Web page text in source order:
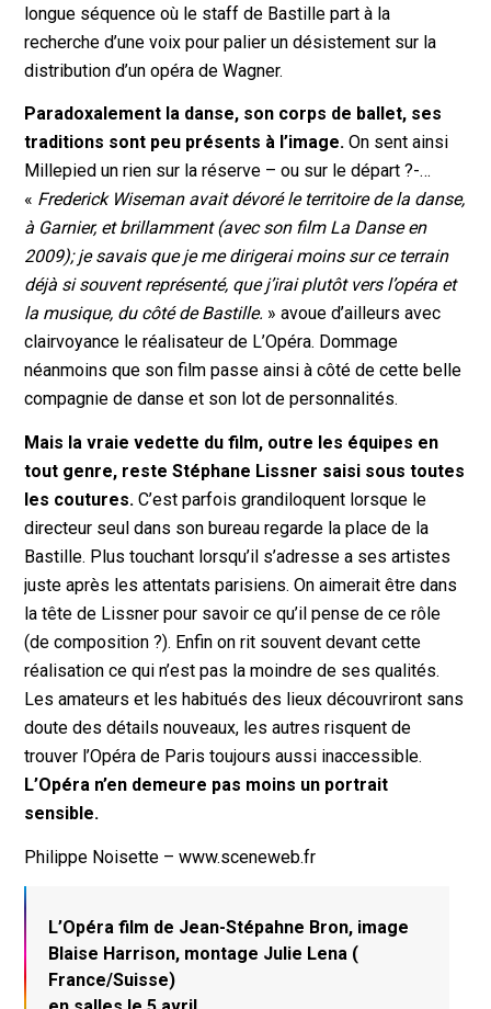
longue séquence où le staff de Bastille part à la
recherche d’une voix pour palier un désistement sur la
distribution d’un opéra de Wagner.
Paradoxalement la danse, son corps de ballet, ses
traditions sont peu présents à l’image. On sent ainsi
Millepied un rien sur la réserve – ou sur le départ ?-…
« Frederick Wiseman avait dévoré le territoire de la danse,
à Garnier, et brillamment (avec son film La Danse en
2009); je savais que je me dirigerai moins sur ce terrain
déjà si souvent représenté, que j’irai plutôt vers l’opéra et
la musique, du côté de Bastille. » avoue d’ailleurs avec
clairvoyance le réalisateur de L’Opéra. Dommage
néanmoins que son film passe ainsi à côté de cette belle
compagnie de danse et son lot de personnalités.
Mais la vraie vedette du film, outre les équipes en
tout genre, reste Stéphane Lissner saisi sous toutes
les coutures. C’est parfois grandiloquent lorsque le
directeur seul dans son bureau regarde la place de la
Bastille. Plus touchant lorsqu’il s’adresse a ses artistes
juste après les attentats parisiens. On aimerait être dans
la tête de Lissner pour savoir ce qu’il pense de ce rôle
(de composition ?). Enfin on rit souvent devant cette
réalisation ce qui n’est pas la moindre de ses qualités.
Les amateurs et les habitués des lieux découvriront sans
doute des détails nouveaux, les autres risquent de
trouver l’Opéra de Paris toujours aussi inaccessible.
L’Opéra n’en demeure pas moins un portrait
sensible.
Philippe Noisette – www.sceneweb.fr
L’Opéra film de Jean-Stépahne Bron, image
Blaise Harrison, montage Julie Lena (
France/Suisse)